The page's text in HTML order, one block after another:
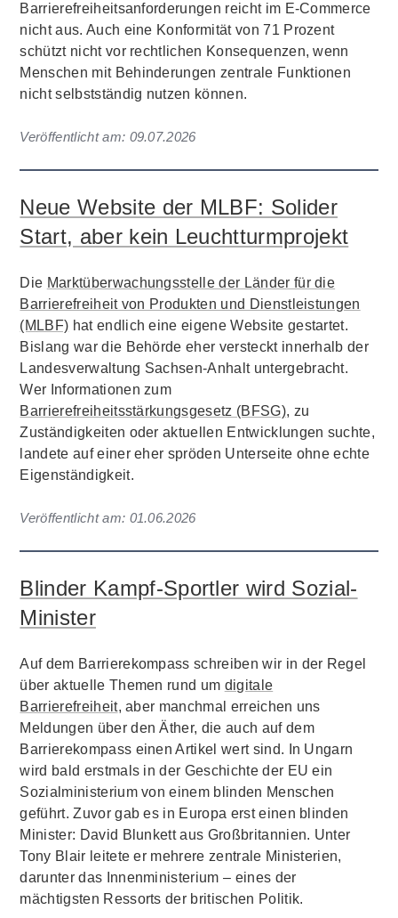
Barrierefreiheitsanforderungen reicht im E-Commerce
nicht aus. Auch eine Konformität von 71 Prozent
schützt nicht vor rechtlichen Konsequenzen, wenn
Menschen mit Behinderungen zentrale Funktionen
nicht selbstständig nutzen können.
Veröffentlicht am: 09.07.2026
Neue Website der MLBF: Solider
Start, aber kein Leuchtturmprojekt
Die Marktüberwachungsstelle der Länder für die
Barrierefreiheit von Produkten und Dienstleistungen
(MLBF) hat endlich eine eigene Website gestartet.
Bislang war die Behörde eher versteckt innerhalb der
Landesverwaltung Sachsen-Anhalt untergebracht.
Wer Informationen zum
Barrierefreiheitsstärkungsgesetz (BFSG), zu
Zuständigkeiten oder aktuellen Entwicklungen suchte,
landete auf einer eher spröden Unterseite ohne echte
Eigenständigkeit.
Veröffentlicht am: 01.06.2026
Blinder Kampf-Sportler wird Sozial-
Minister
Auf dem Barrierekompass schreiben wir in der Regel
über aktuelle Themen rund um digitale
Barrierefreiheit, aber manchmal erreichen uns
Meldungen über den Äther, die auch auf dem
Barrierekompass einen Artikel wert sind. In Ungarn
wird bald erstmals in der Geschichte der EU ein
Sozialministerium von einem blinden Menschen
geführt. Zuvor gab es in Europa erst einen blinden
Minister: David Blunkett aus Großbritannien. Unter
Tony Blair leitete er mehrere zentrale Ministerien,
darunter das Innenministerium – eines der
mächtigsten Ressorts der britischen Politik.